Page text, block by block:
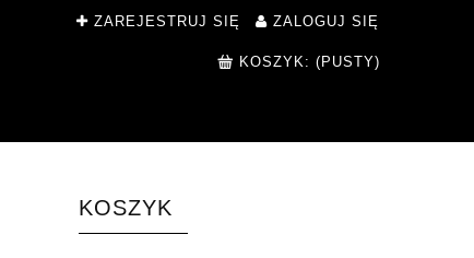
ZAREJESTRUJ SIĘ ZALOGUJ SIĘ
KOSZYK: (PUSTY)
KOSZYK